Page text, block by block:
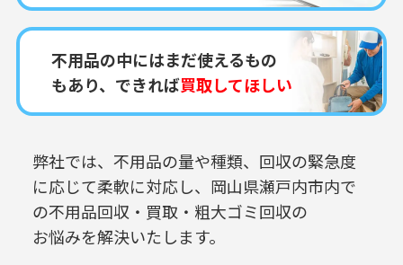
不用品の中にはまだ使えるもの
もあり、できれば買取してほしい
弊社では、不用品の量や種類、回収の緊急度
に応じて柔軟に対応し、 岡山県瀬戸内市内で
の不用品回収・買取・粗大ゴミ回収の
お悩みを解決いたします。